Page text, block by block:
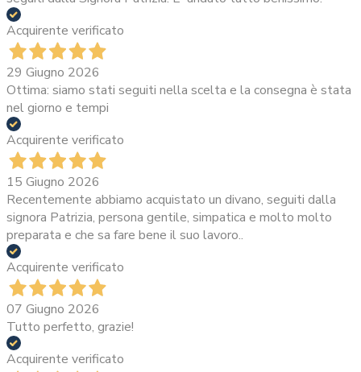
Acquirente verificato
29 Giugno 2026
Ottima: siamo stati seguiti nella scelta e la consegna è stata
nel giorno e tempi
Acquirente verificato
15 Giugno 2026
Recentemente abbiamo acquistato un divano, seguiti dalla
signora Patrizia, persona gentile, simpatica e molto molto
preparata e che sa fare bene il suo lavoro..
Acquirente verificato
07 Giugno 2026
Tutto perfetto, grazie!
Acquirente verificato